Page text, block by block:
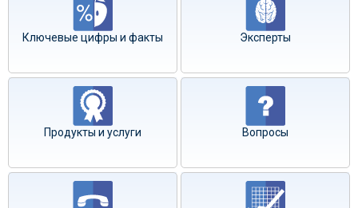
Ключевые цифры и факты Эксперты
Продукты и услуги Вопросы